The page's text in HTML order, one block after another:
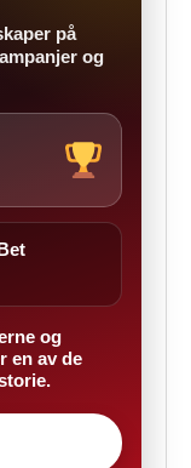
på
og
og
en av de